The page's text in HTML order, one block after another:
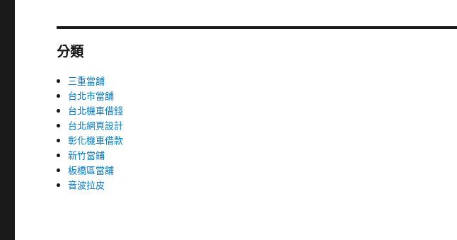
分類
三重當舖
台北市當舖
台北機車借錢
台北網頁設計
彰化機車借款
新竹當鋪
板橋區當舖
音波拉皮